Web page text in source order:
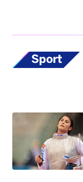
Sport